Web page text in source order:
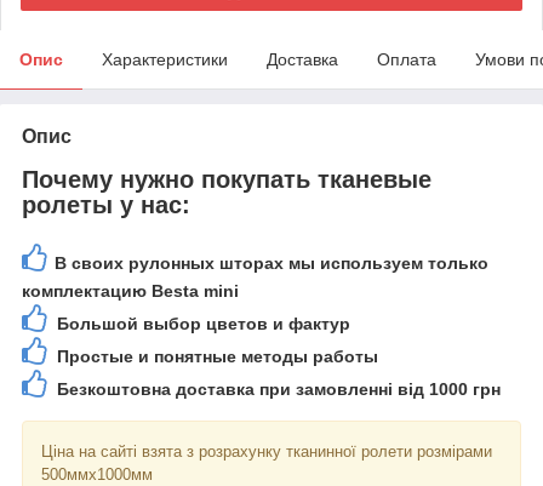
Опис Характеристики Доставка Оплата Умови
Опис
Почему нужно покупать тканевые
ролеты у нас:
В своих рулонных шторах мы используем только
комплектацию Besta mini
Большой выбор цветов и фактур
Простые и понятные методы работы
Безкоштовна доставка при замовленні від 1000 грн
Ціна на сайті взята з розрахунку тканинної ролети розмірами
500ммх1000мм